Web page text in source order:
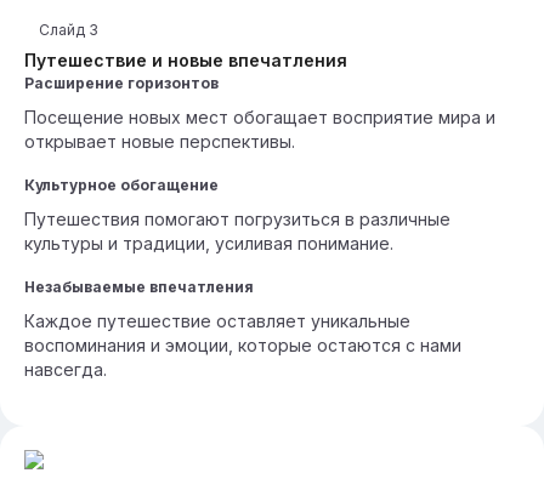
Путешествие и новые впечатления
Слайд 3
Расширение горизонтов
Посещение новых мест обогащает восприятие мира и
открывает новые перспективы.
Культурное обогащение
Путешествия помогают погрузиться в различные
культуры и традиции, усиливая понимание.
Незабываемые впечатления
Каждое путешествие оставляет уникальные
воспоминания и эмоции, которые остаются с нами
навсегда.